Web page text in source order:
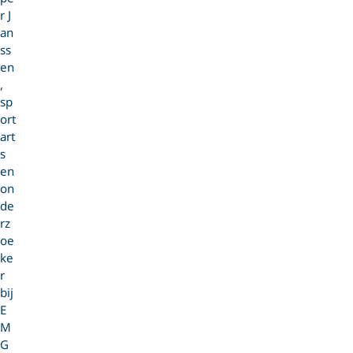
r J
an
ss
en
,
sp
ort
art
s
en
on
de
rz
oe
ke
r
bij
E
M
G